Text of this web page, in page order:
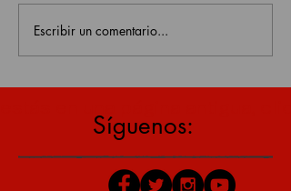
Escribir un comentario...
Síguenos: